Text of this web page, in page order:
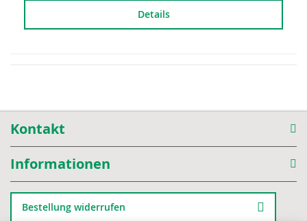
Details
Kontakt
Informationen
Bestellung widerrufen